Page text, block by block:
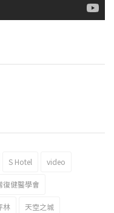
在石起」霸氣回歸
S Hotel video
復健醫學會
林 天空之城